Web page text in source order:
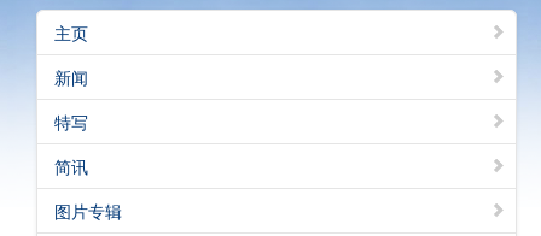
昔日警声
警务处主页
繁體版
English
主页
新闻
特写
简讯
图片专辑